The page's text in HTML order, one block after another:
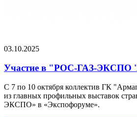
03.10.2025
Участие в "РОС-ГАЗ-ЭКСПО
С 7 по 10 октября коллектив ГК
из главных профильных выставок
ЭКСПО» в «Экспофоруме».